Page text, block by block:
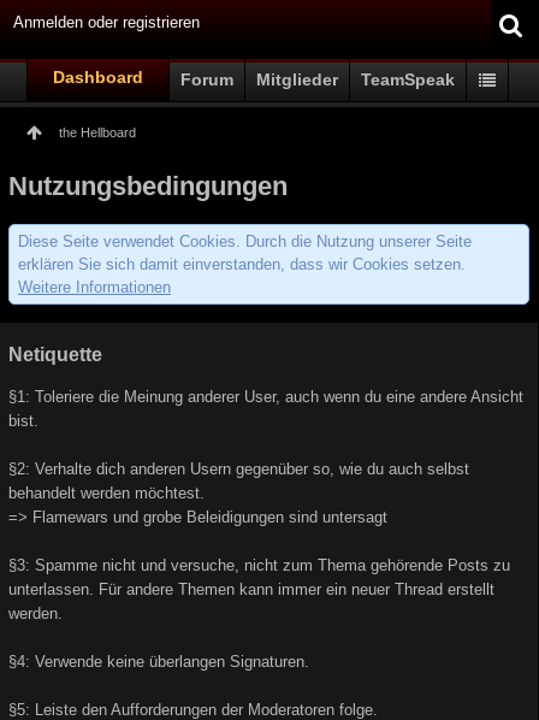
Anmelden oder registrieren
Dashboard Forum Mitglieder TeamSpeak
the Hellboard
Nutzungsbedingungen
Diese Seite verwendet Cookies. Durch die Nutzung unserer Seite
erklären Sie sich damit einverstanden, dass wir Cookies setzen.
Weitere Informationen
Netiquette
§1: Toleriere die Meinung anderer User, auch wenn du eine andere Ansicht
bist.
§2: Verhalte dich anderen Usern gegenüber so, wie du auch selbst
behandelt werden möchtest.
=> Flamewars und grobe Beleidigungen sind untersagt
§3: Spamme nicht und versuche, nicht zum Thema gehörende Posts zu
unterlassen. Für andere Themen kann immer ein neuer Thread erstellt
werden.
§4: Verwende keine überlangen Signaturen.
§5: Leiste den Aufforderungen der Moderatoren folge.